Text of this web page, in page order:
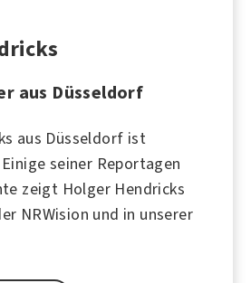
aus Düsseldorf
aus Düsseldorf ist
seiner Reportagen
zeigt Holger Hendricks
NRWision und in unserer